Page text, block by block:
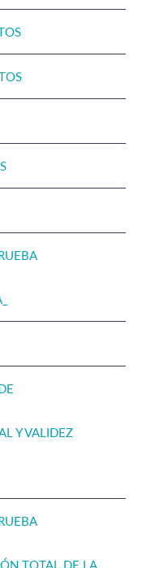
Y VALIDEZ
TOTAL DE LA